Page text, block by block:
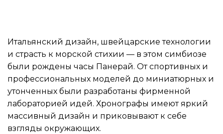
Итальянский дизайн, швейцарские технологии
и страсть к морской стихии — в этом симбиозе
были рождены часы Панерай. От спортивных и
профессиональных моделей до миниатюрных и
утонченных были разработаны фирменной
лабораторией идей. Хронографы имеют яркий
массивный дизайн и приковывают к себе
взгляды окружающих.